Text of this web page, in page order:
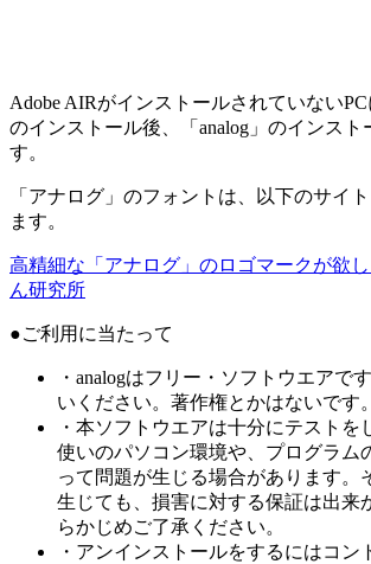
Adobe AIRがインストールされていない
のインストール後、「analog」のインスト
す。
「アナログ」のフォントは、以下のサイ
ます。
高精細な「アナログ」のロゴマークが欲
ん研究所
●ご利用に当たって
・analogはフリー・ソフトウエアで
いください。著作権とかはないです。
・本ソフトウエアは十分にテストを
使いのパソコン環境や、プログラム
って問題が生じる場合があります。
生じても、損害に対する保証は出来
らかじめご了承ください。
・アンインストールをするにはコン